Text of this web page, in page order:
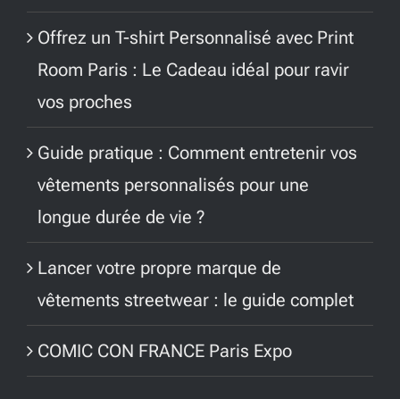
Offrez un T-shirt Personnalisé avec Print
Room Paris : Le Cadeau idéal pour ravir
vos proches
Guide pratique : Comment entretenir vos
vêtements personnalisés pour une
longue durée de vie ?
Lancer votre propre marque de
vêtements streetwear : le guide complet
COMIC CON FRANCE Paris Expo